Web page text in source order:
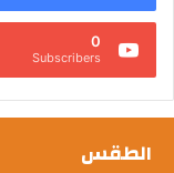
0
Subscribers
الطقس